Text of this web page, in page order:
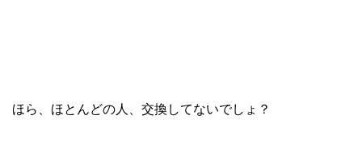
ほら、ほとんどの人、交換してないでしょ？